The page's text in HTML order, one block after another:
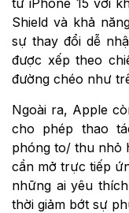
Shield và khả
sự thay đổi dễ
được xếp theo
đường chéo như
Ngoài ra, Apple
cho phép thao
phóng to/ thu nhỏ
cần mở trực tiếp
những ai yêu
thời giảm bớt sự